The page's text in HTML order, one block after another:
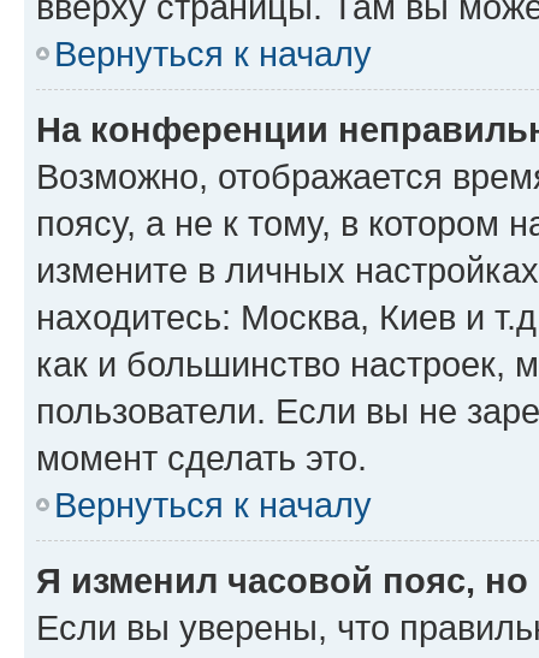
Вернуться к началу
На конференции
Возможно, отображается
поясу, а не к тому, в котором
измените в личных
находитесь: Москва, Киев и
как и большинство настроек,
пользователи. Если вы не
момент сделать это.
Вернуться к началу
Я изменил часовой пояс,
Если вы уверены, что